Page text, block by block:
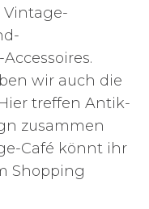
Vintage-
wir auch die
treffen Antik-
zusammen
Café könnt ihr
Shopping